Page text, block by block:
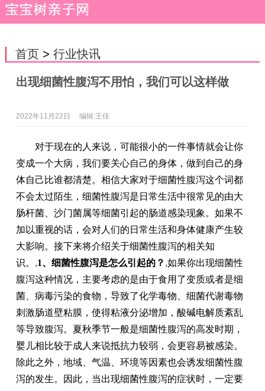
首页> 行业快讯
出现细菌性腹泻不用怕，我们可以这样做
2022年11月22日 编辑:王佳
对于现在的人来说，可能很小的一件事情就会让你
变成一个大病，我们要关心自己的身体，做到自己的身
体自己比谁都清楚。相信大家对于细菌性腹泻这个词都
不会太过陌生，细菌性腹泻是日常生活中很常见的由大
肠杆菌、沙门菌属等细菌引起的肠道感染现象。如果不
加以重视的话，会对人们的日常生活和身体健康产生较
大影响。接下来将介绍关于细菌性腹泻的相关知
识。 ,1、细菌性腹泻是怎么引起的？ ,如果你出现细菌性
腹泻这种情况，主要考虑的是由于食用了变质或者是细
菌、病毒污染的食物，导致了化学毒物、细菌代谢毒物
刺激肠道壁粘膜，使得粘液分泌增加，酸碱电解质紊乱
等导致腹泻。夏秋季节一般是细菌性腹泻的高发时期，
婴儿相比较于成人来说抵抗力较弱，会更容易被感染。
除此之外，地域、气温、环境等因素也会诱发细菌性腹
泻的发生。因此，当出现细菌性腹泻的症状时，一定要